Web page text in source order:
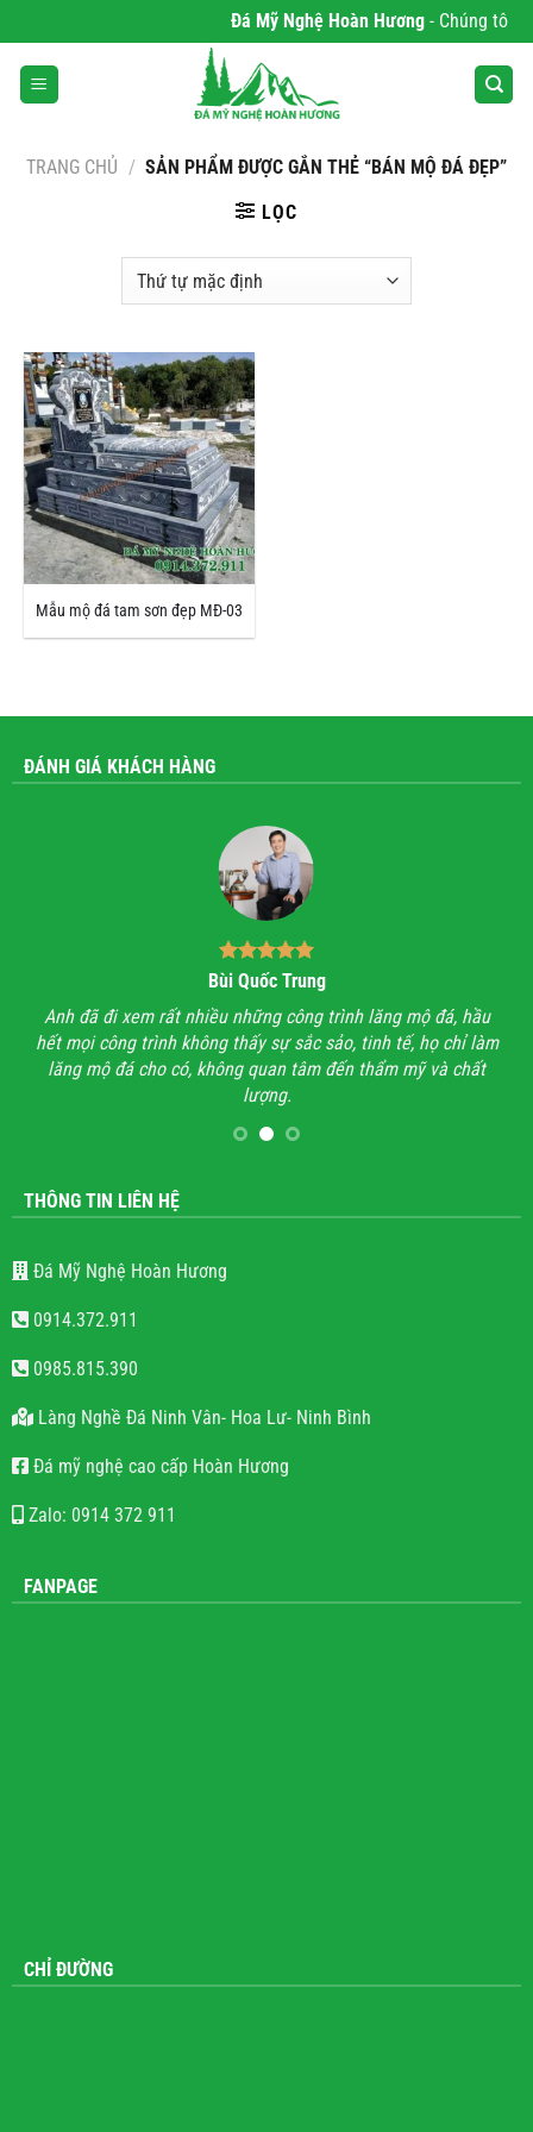
qua
nội
dung
Đá Mỹ Nghệ Hoàn Hương- Chúng tôi
TRANG CHỦ / SẢN PHẨM ĐƯỢC GẮN THẺ “BÁN MỘ ĐÁ ĐẸP”
LỌC
Mẫu mộ đá tam sơn đẹp MĐ-03
ĐÁNH GIÁ KHÁCH HÀNG
Bùi Quốc Trung
Anh đã đi xem rất nhiều những công trình lăng mộ đá, hầu
hết mọi công trình không thấy sự sắc sảo, tinh tế, họ chỉ làm
lăng mộ đá cho có, không quan tâm đến thẩm mỹ và chất
lượng.
THÔNG TIN LIÊN HỆ
Đá Mỹ Nghệ Hoàn Hương
0914.372.911
0985.815.390
Làng Nghề Đá Ninh Vân- Hoa Lư- Ninh Bình
Đá mỹ nghệ cao cấp Hoàn Hương
Zalo: 0914 372 911
FANPAGE
CHỈ ĐƯỜNG